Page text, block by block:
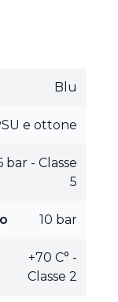
Blu
e ottone
bar - Classe
5
10 bar
+70 C° -
Classe 2